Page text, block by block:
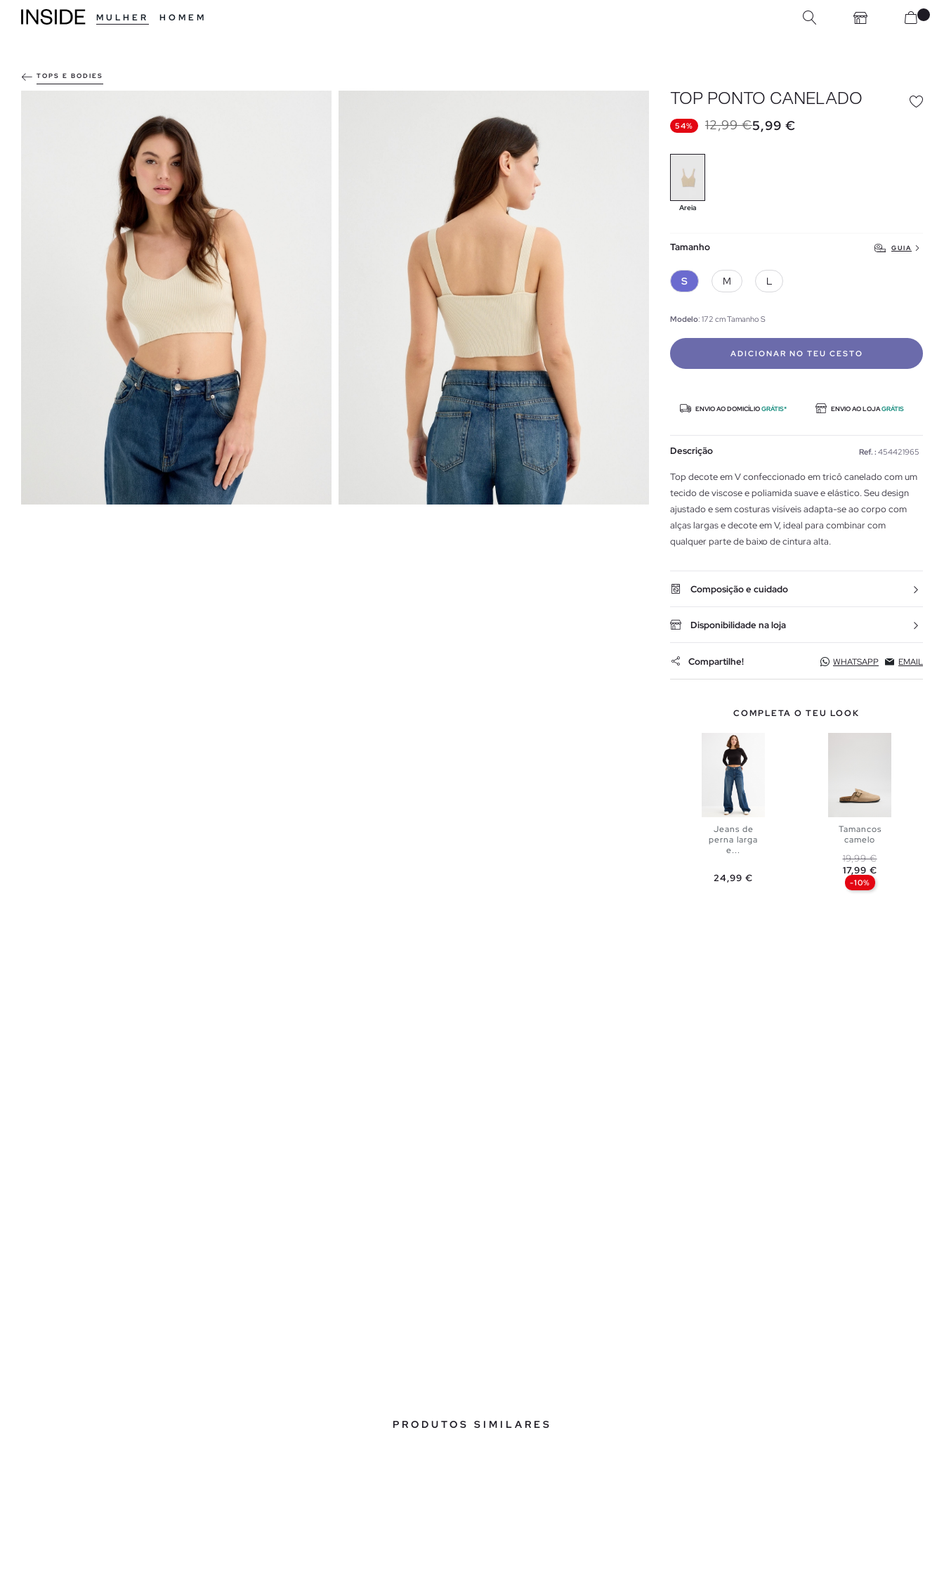
MULHER HOMEM
TOPS E BODIES
TOP PONTO CANELADO
54% 12,99 €5,99 €
Areia
Tamanho GUIA
S M L
Modelo: 172 cm Tamanho S
ADICIONAR NO TEU CESTO
ENVIO AO DOMICÍLIOGRÁTIS* ENVIO AO LOJAGRÁTIS
Descrição Ref. : 454421965
Top decote em V confeccionado em tricô canelado com um
tecido de viscose e poliamida suave e elástico. Seu design
ajustado e sem costuras visíveis adapta-se ao corpo com
alças largas e decote em V, ideal para combinar com
qualquer parte de baixo de cintura alta.
Composição e cuidado
Disponibilidade na loja
Compartilhe! WHATSAPP EMAIL
COMPLETA O TEU LOOK
ADICIONAR
NO TEU
Jeans de
perna larga
e...
Preço
24,99 €
ADICIONAR
NO TEU
Tamancos
camelo
Preço normal
19,99 €Preço
17,99 €
-10%
PRODUTOS SIMILARES